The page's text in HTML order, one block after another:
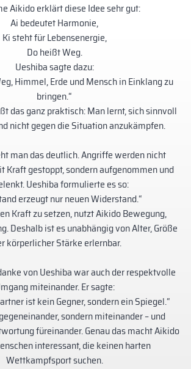
Aikido erklärt diese Idee sehr gut:
Ai bedeutet Harmonie,
Ki steht für Lebensenergie,
Do heißt Weg.
Ueshiba sagte dazu:
Himmel, Erde und Mensch in Einklang zu
bringen.“
das ganz praktisch: Man lernt, sich sinnvoll
nicht gegen die Situation anzukämpfen.
man das deutlich. Angriffe werden nicht
Kraft gestoppt, sondern aufgenommen und
Ueshiba formulierte es so:
erzeugt nur neuen Widerstand.“
Kraft zu setzen, nutzt Aikido Bewegung,
Deshalb ist es unabhängig von Alter, Größe
körperlicher Stärke erlernbar.
von Ueshiba war auch der respektvolle
miteinander. Er sagte:
ist kein Gegner, sondern ein Spiegel.“
sondern miteinander – und
füreinander. Genau das macht Aikido
interessant, die keinen harten
Wettkampfsport suchen.